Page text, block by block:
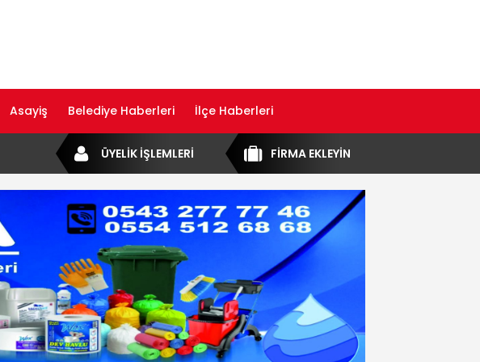
Asayiş Belediye Haberleri İlçe Haberleri
FİRMA EKLEYİN
ÜYELİK İŞLEMLERİ